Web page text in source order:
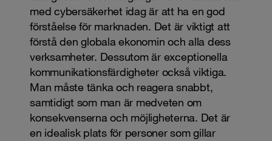
med cybersäkerhet idag är att ha en god
förståelse för marknaden. Det är viktigt att
förstå den globala ekonomin och alla dess
verksamheter. Dessutom är exceptionella
kommunikationsfärdigheter också viktiga.
Man måste tänka och reagera snabbt,
samtidigt som man är medveten om
konsekvenserna och möjligheterna. Det är
en idealisk plats för personer som gillar